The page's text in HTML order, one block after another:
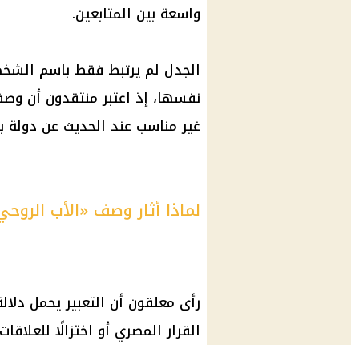
واسعة بين المتابعين.
الجدل لم يرتبط فقط باسم
نفسها، إذ اعتبر منتقدون أن
غير مناسب عند الحديث عن دولة
لماذا أثار وصف «الأب
رأى معلقون أن التعبير يحمل
القرار المصري أو اختزالًا